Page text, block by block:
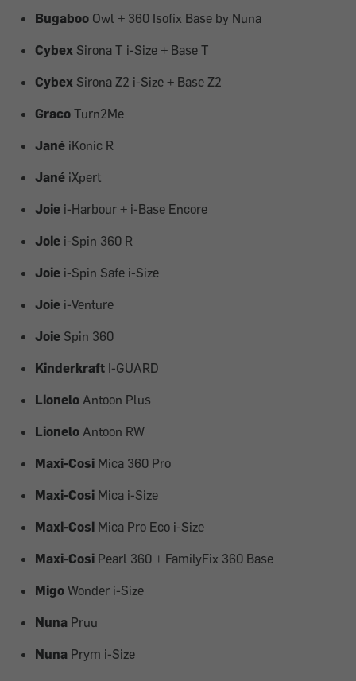
Bugaboo Owl + 360 Isofix Base by Nuna
Cybex Sirona T i-Size + Base T
Cybex Sirona Z2 i-Size + Base Z2
Graco Turn2Me
Jané iKonic R
Jané iXpert
Joie i-Harbour + i-Base Encore
Joie i-Spin 360 R
Joie i-Spin Safe i-Size
Joie i-Venture
Joie Spin 360
Kinderkraft I-GUARD
Lionelo Antoon Plus
Lionelo Antoon RW
Maxi-Cosi Mica 360 Pro
Maxi-Cosi Mica i-Size
Maxi-Cosi Mica Pro Eco i-Size
Maxi-Cosi Pearl 360 + FamilyFix 360 Base
Migo Wonder i-Size
Nuna Pruu
Nuna Prym i-Size